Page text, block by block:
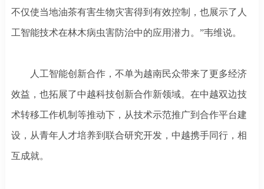
不仅使当地油茶有害生物灾害得到有效控制，也展示了人
工智能技术在林木病虫害防治中的应用潜力。”韦维说。
人工智能创新合作，不单为越南民众带来了更多经济
效益，也拓展了中越科技创新合作新领域。在中越双边技
术转移工作机制等推动下，从技术示范推广到合作平台建
设，从青年人才培养到联合研究开发，中越携手同行，相
互成就。